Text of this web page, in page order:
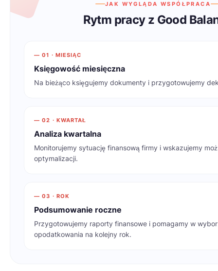
JAK WYGLĄDA WSPÓŁPRACA
Rytm pracy z Good
— 01 · MIESIĄC
Księgowość miesięczna
Na bieżąco księgujemy dokumenty i przygotowujemy
— 02 · KWARTAŁ
Analiza kwartalna
Monitorujemy sytuację finansową firmy i wskazujemy
optymalizacji.
— 03 · ROK
Podsumowanie roczne
Przygotowujemy raporty finansowe i pomagamy w
opodatkowania na kolejny rok.